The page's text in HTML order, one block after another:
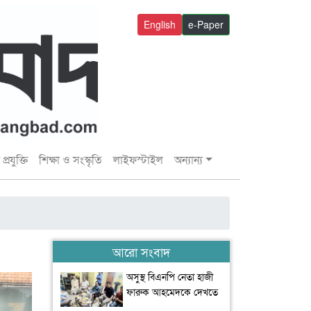
e-Paper
English
শিক্ষা ও সংস্কৃতি লাইফস্টাইল অন্যান্য
আরো সংবাদ
অসুস্থ বিএনপি নেতা হাজী
ফারুক আহমেদকে দেখতে